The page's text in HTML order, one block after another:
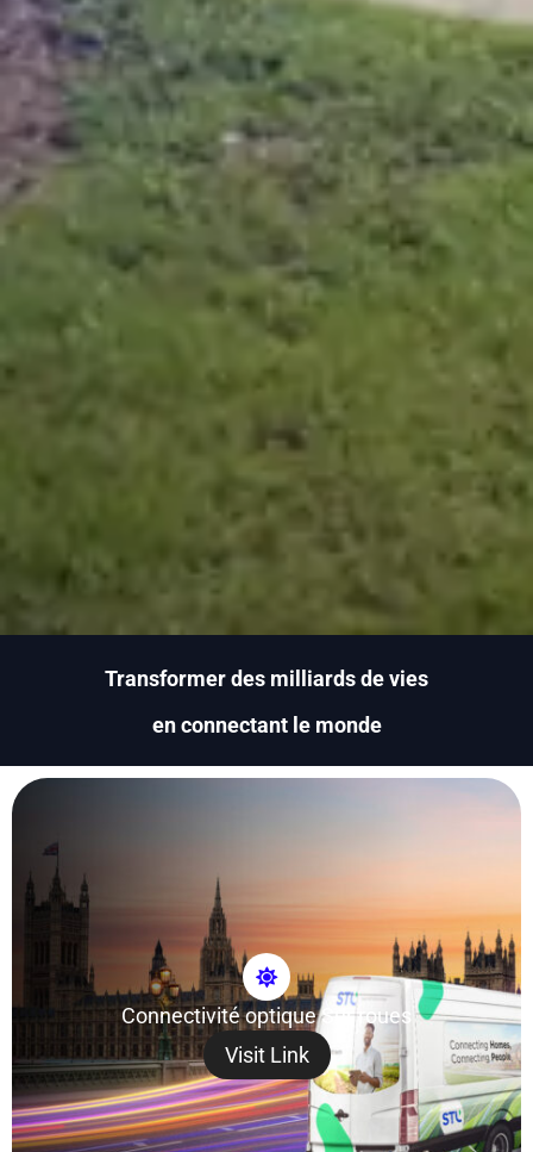
Transformer des milliards de vies
en connectant le monde
Connectivité optique Sur roues
Visit Link